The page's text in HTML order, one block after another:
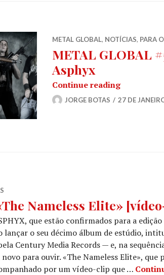
METAL GLOBAL, NOTÍCIAS, PARA
METAL GLOBAL
Asphyx
Continue readingMETAL
JORGE BOTAS 27 DE
Nameless Elite»
que estão confirmados para a
lançar o seu décimo álbum de estúdio,
Century Media Records — e, na
para ouvir. «The Nameless Elite», que
por um vídeo-clip que …